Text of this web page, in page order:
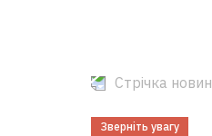
Стрічка новин
Зверніть увагу